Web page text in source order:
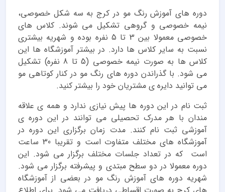
دوره های آموزش رنگ مو در کرج به سه شکل خصوصی،
نیمه خصوصی و گروهی تشکیل می شوند. کلاس های
خصوصی معمولا بین 3 تا 5 نفره بوده و شهریه بیشتری
نسبت به سایر کلاس ها دارد. در بیشتر آموزشگاه ها این
کلاس ها به صورت نیمه خصوصی (5 تا 8 نفره) تشکیل
می شود. با گذراندن دوره های رنگ مو در کنار کوتاهی مو
می توانید دایره ی مشتریان خود را بیشتر کنید.
ثبت نام در این دوره ها پیش نیازی ندارد و همه ی علاقه
مندان با هر مدرک تحصیلی می توانند در این دوره ی
آموزشی ثبت نام کنند. مدت زمان برگزاری این دوره در
آموزشگاه های مختلف متفاوت است و تقریبا 30 ساعت
است که در تعداد جلسات مختلف برگزار می شود. این
دوره معمولا در دو سطح مبتدی و پیشرفته برگزار می شود.
شهریه دوره های آموزش رنگ مو در بعضی از آموزشگاه